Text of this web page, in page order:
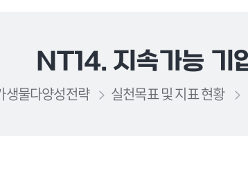
NT14. 지속가능 기
생물다양성전략 실천목표 및 지표 현황